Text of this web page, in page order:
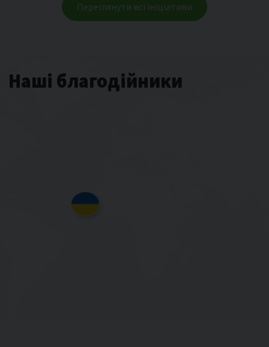
Переглянути всі ініціативи
Наші благодійники